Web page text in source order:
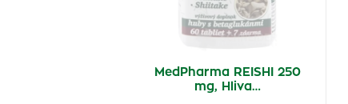
MedPharma REISHI 250
mg, Hliva…